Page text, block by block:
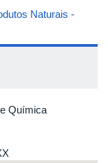
Naturais -
Química